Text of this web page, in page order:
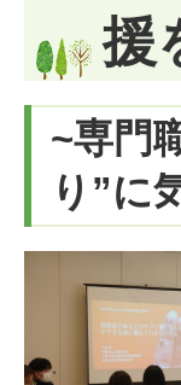
援
~専門
り”に